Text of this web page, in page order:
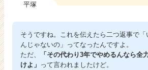
平塚
そうですね。これを伝えたら二つ返事で「
んじゃないの」ってなったんですよ。
ただ、
「その代わり3年でやめるんなら全
けよ」 って言われましたけど。